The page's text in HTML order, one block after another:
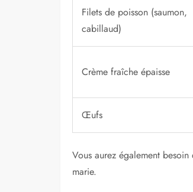
Filets de poisson (saumon,
cabillaud)
Crème fraîche épaisse
Œufs
Vous aurez également
marie.